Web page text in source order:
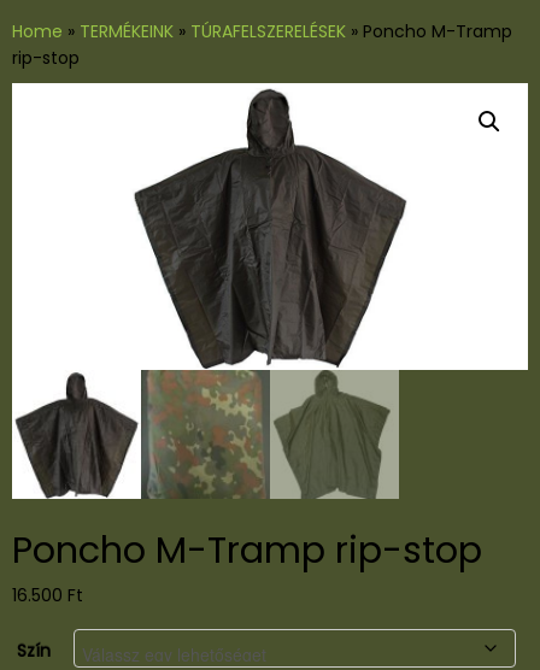
Home » TERMÉKEINK » TÚRAFELSZERELÉSEK » Poncho M-Tramp
rip-stop
Poncho M-Tramp rip-stop
16.500 Ft
Szín